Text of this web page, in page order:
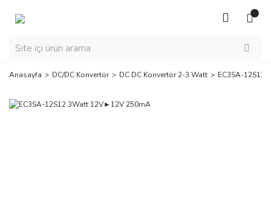
Anasayfa DC/DC Konvertör DC DC Konvertör 2-3 Watt EC3SA-12S12